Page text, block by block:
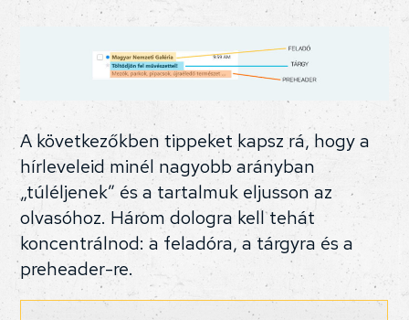
A következőkben tippeket kapsz rá, hogy a
hírleveleid minél nagyobb arányban
„túléljenek” és a tartalmuk eljusson az
olvasóhoz. Három dologra kell tehát
koncentrálnod: a feladóra, a tárgyra és a
preheader-re.